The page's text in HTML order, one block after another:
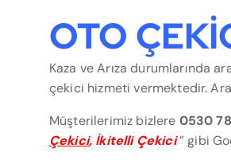
OTO
Kaza ve Arıza durumlarında
çekici hizmeti vermektedir.
Müşterilerimiz bizlere 0530
Çekici, İkitelli Çekici ” gibi